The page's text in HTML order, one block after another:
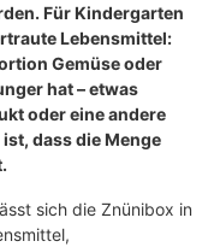
Für Kindergarten
Lebensmittel:
Gemüse oder
hat – etwas
oder eine andere
dass die Menge
sich die Znünibox in